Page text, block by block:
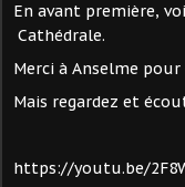
En avant première,
Cathédrale.
Merci à Anselme
Mais regardez et
https://youtu.be/